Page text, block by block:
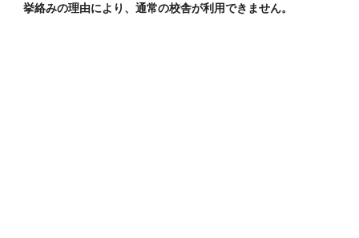
挙絡みの理由により、通常の校舎が利用できません。